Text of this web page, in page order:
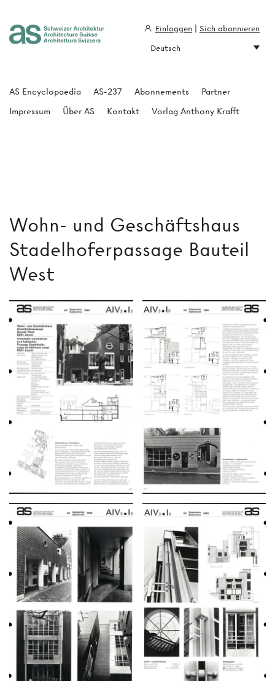
Wohn- und Geschäftshaus
Stadelhoferpassage Bauteil
West
AS Encyclopaedia AS-237 Abonnements
Partner
Impressum
Über AS Kontakt Vorlag Anthony Krafft
Einloggen
Sich abonnieren
Deutsch